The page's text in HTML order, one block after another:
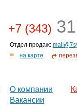
+7 (343)
Отдел продаж:
на карте
О компании
Вакансии